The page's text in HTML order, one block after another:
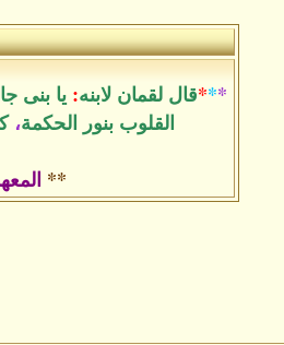
*
*
*قال لقمان لابنه: يا بنى
القلوب بنور الحكمة،
**